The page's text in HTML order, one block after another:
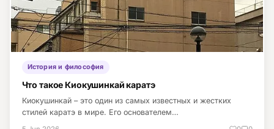
История и философия
Что такое Киокушинкай каратэ
Киокушинкай – это один из самых известных и жестких
стилей каратэ в мире. Его основателем…